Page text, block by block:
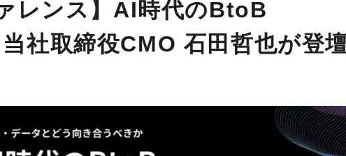
レンス】AI時代のBtoB
社取締役CMO 石田哲也が登